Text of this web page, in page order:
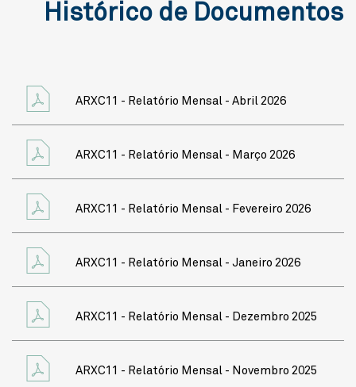
Histórico de Documentos
ARXC11 - Relatório Mensal - Abril 2026
ARXC11 - Relatório Mensal - Março 2026
ARXC11 - Relatório Mensal - Fevereiro 2026
ARXC11 - Relatório Mensal - Janeiro 2026
ARXC11 - Relatório Mensal - Dezembro 2025
ARXC11 - Relatório Mensal - Novembro 2025